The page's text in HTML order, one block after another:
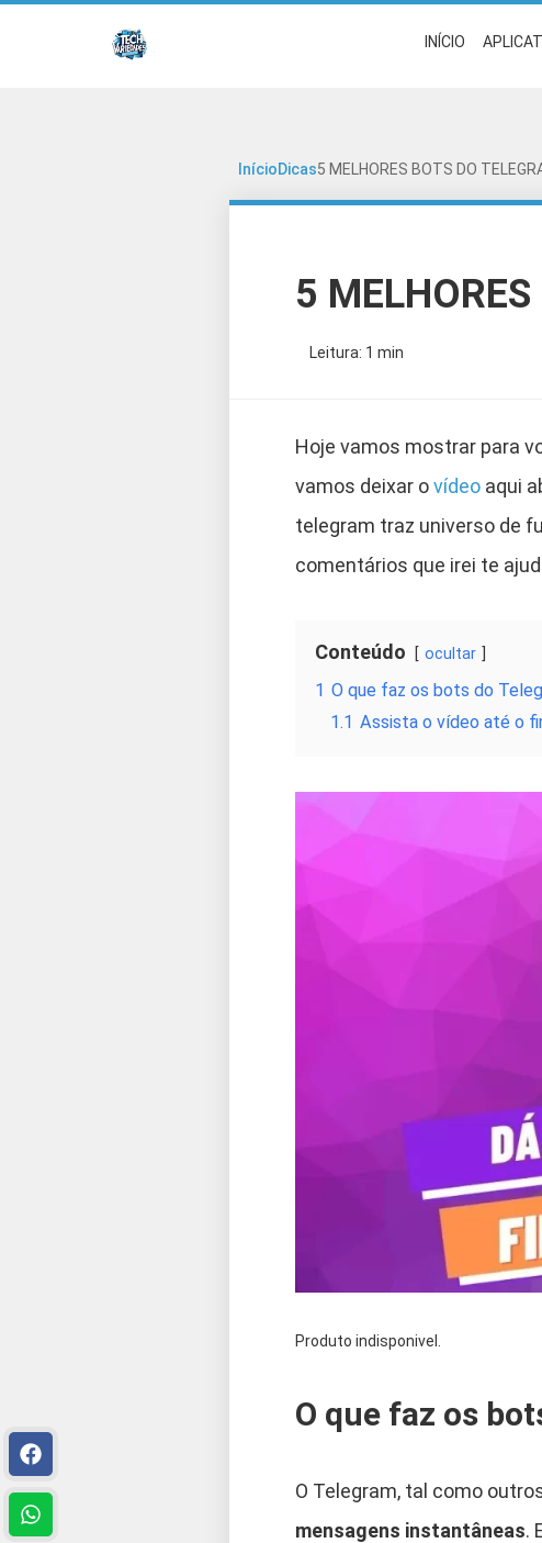
INÍCIO
InícioDicas5 MELHORES BOTS DO
5
Leitura: 1 min
Hoje vamos mostrar para
vamos deixar ovídeo aqui
telegram traz universo de
comentários que irei te
Conteúdo ocultar
1 O que faz os bots do
1.1 Assista o vídeo até o
Produto indisponivel.
O que faz os
O Telegram, tal como
mensagens instantâneas.